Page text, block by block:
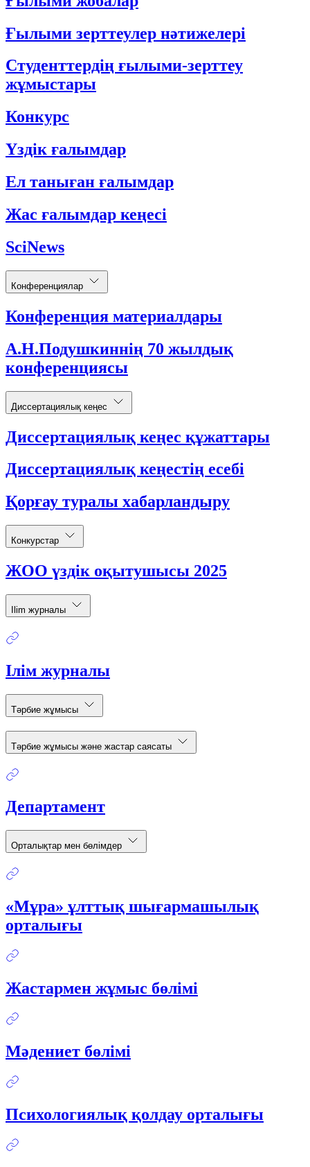
Ғылыми зерттеулер нәтижелері
Студенттердің ғылыми-зерттеу
жұмыстары
Конкурс
Үздік ғалымдар
Ел таныған ғалымдар
Жас ғалымдар кеңесі
SciNews
Конференциялар
Конференция материалдары
А.Н.Подушкиннің 70 жылдық
конференциясы
Диссертациялық кеңес
Диссертациялық кеңес құжаттары
Диссертациялық кеңестің есебі
Қорғау туралы хабарландыру
Конкурстар
ЖОО үздік оқытушысы 2025
Ilim журналы
Ілім журналы
Тәрбие жұмысы
Тәрбие жұмысы және жастар саясаты
Департамент
Орталықтар мен бөлімдер
«Мұра» ұлттық шығармашылық
орталығы
Жастармен жұмыс бөлімі
Мәдениет бөлімі
Психологиялық қолдау орталығы